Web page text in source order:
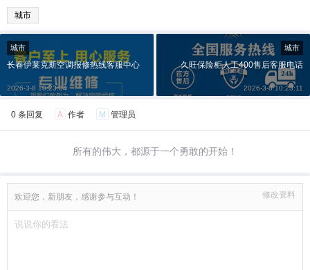
城市
城市
长春伊莱克斯空调报修热线客服中心
2026-3-8 10:23:04
城市
久旺保险柜人工400售后客服电话
2026-3-8 10:23:11
0 条回复 A 作者 M 管理员
所有的伟大，都源于一个勇敢的开始！
欢迎您，新朋友，感谢参与互动！ 修改资料